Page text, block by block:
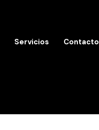
Servicios Contacto